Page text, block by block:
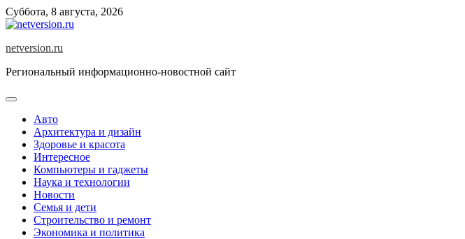
Skip
to
Суббота, 8 августа, 2026
netversion.ru
Региональный информационно-новостной сайт
Авто
Архитектура и дизайн
Здоровье и красота
Интересное
Компьютеры и гаджеты
Наука и технологии
Новости
Семья и дети
Строительство и ремонт
Экономика и политика